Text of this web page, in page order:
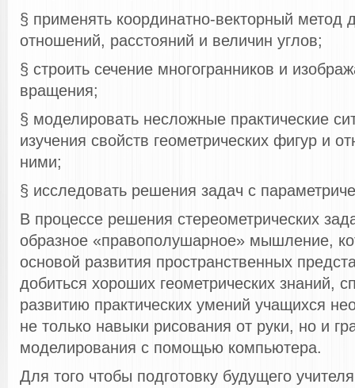
§ применять координатно-векторный метод
отношений, расстояний и величин углов;
§ строить сечение многогранников и
вращения;
§ моделировать несложные практические
изучения свойств геометрических фигур и
ними;
§ исследовать решения задач с
В процессе решения стереометрических
образное «правополушарное» мышление,
основой развития пространственных
добиться хороших геометрических знаний,
развитию практических умений учащихся
не только навыки рисования от руки, но и
моделирования с помощью компьютера.
Для того чтобы подготовку будущего